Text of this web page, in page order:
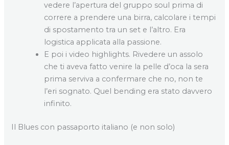
vedere l’apertura del gruppo soul prima di
correre a prendere una birra, calcolare i tempi
di spostamento tra un set e l’altro. Era
logistica applicata alla passione.
E poi i video highlights. Rivedere un assolo
che ti aveva fatto venire la pelle d’oca la sera
prima serviva a confermare che no, non te
l’eri sognato. Quel bending era stato davvero
infinito.
Il Blues con passaporto italiano (e non solo)